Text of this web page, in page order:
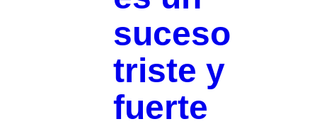
suceso
triste y
fuerte